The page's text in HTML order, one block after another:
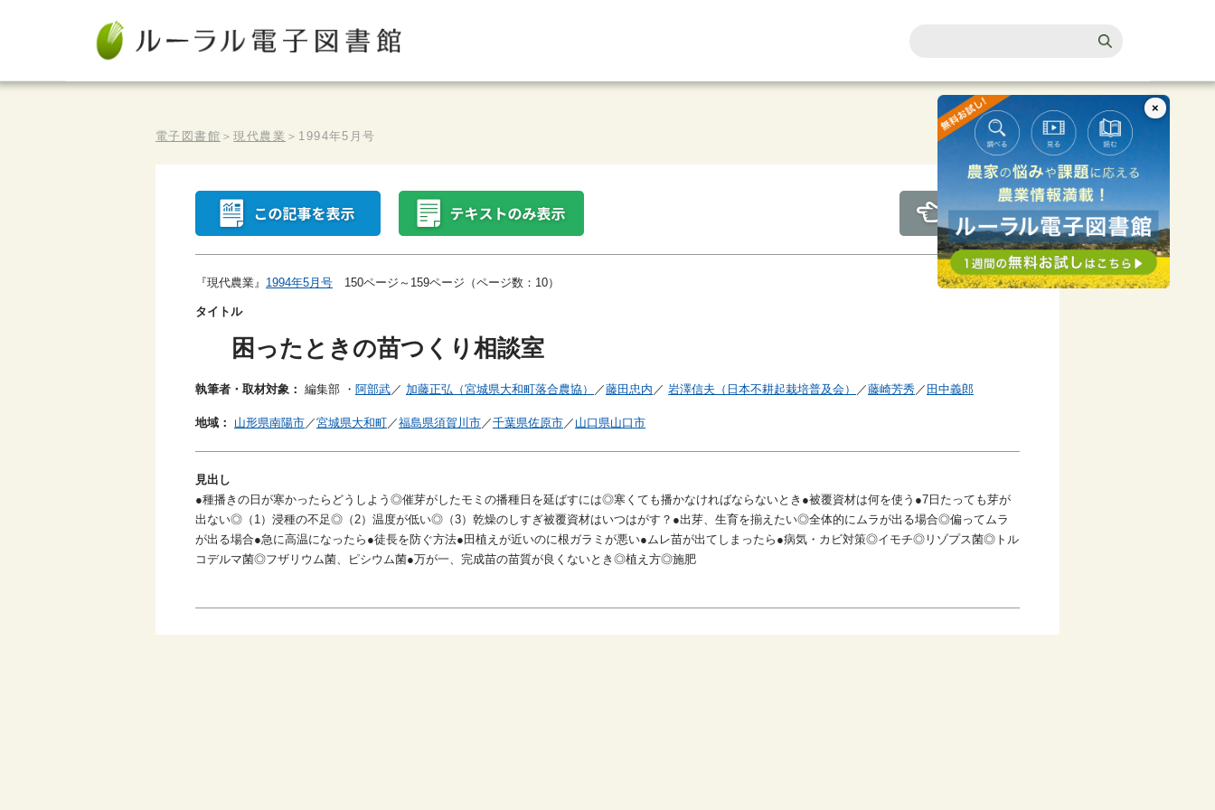
電子図書館 ＞現代農業 ＞ 1994年5月号
『現代農業』 1994年5月号 150ページ～159ページ（ページ数：10）
タイトル
困ったときの苗つくり相談室
執筆者・取材対象： 編集部 ・ 阿部武／ 加藤正弘（宮城県大和町落合農協） ／藤田忠内 ／ 岩澤信夫（日本不耕起栽培普及会） ／藤崎芳秀 ／ 田中義郎
地域： 山形県南陽市／宮城県大和町／福島県須賀川市／千葉県佐原市／ 山口県山口市
見出し
●種播きの日が寒かったらどうしよう◎催芽がしたモミの播種日を延ばすには◎寒くても播かなければならないとき●被覆資材は何を使う●7日たっても芽が
出ない◎（1）浸種の不足◎（2）温度が低い◎（3）乾燥のしすぎ被覆資材はいつはがす？●出芽、生育を揃えたい◎全体的にムラが出る場合◎偏ってムラ
が出る場合●急に高温になったら●徒長を防ぐ方法●田植えが近いのに根ガラミが悪い●ムレ苗が出てしまったら●病気・カビ対策◎イモチ◎リゾプス菌◎トル
コデルマ菌◎フザリウム菌、ピシウム菌●万が一、完成苗の苗質が良くないとき◎植え方◎施肥
×